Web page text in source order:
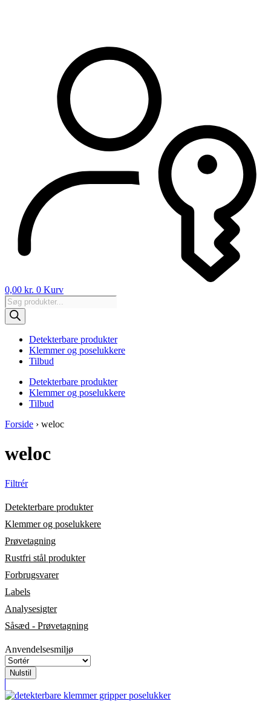
0,00 kr. 0 Kurv
Products
search
Detekterbare produkter
Klemmer og poselukkere
Tilbud
Detekterbare produkter
Klemmer og poselukkere
Tilbud
Forside › weloc
weloc
Filtrér
Detekterbare produkter
Klemmer og poselukkere
Prøvetagning
Rustfri stål produkter
Forbrugsvarer
Labels
Analysesigter
Såsæd - Prøvetagning
Anvendelsesmiljø
Nulstil